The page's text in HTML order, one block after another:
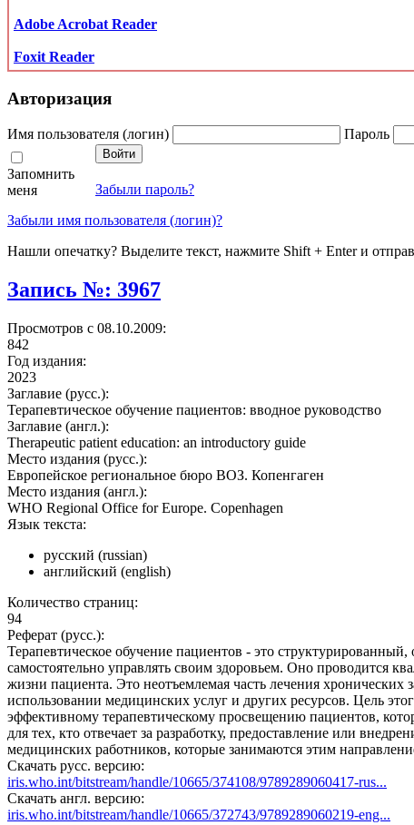
Adobe Acrobat Reader
Foxit Reader
Авторизация
Имя пользователя (логин) Пароль
Запомнить
меня
Забыли пароль?
Забыли имя пользователя (логин)?
Нашли опечатку? Выделите текст, нажмите Shift + Enter и
Запись №: 3967
Просмотров с 08.10.2009:
842
Год издания:
2023
Заглавие (русс.):
Терапевтическое обучение пациентов: вводное руководство
Заглавие (англ.):
Therapeutic patient education: an introductory guide
Место издания (русс.):
Европейское региональное бюро ВОЗ. Копенгаген
Место издания (англ.):
WHO Regional Office for Europe. Copenhagen
Язык текста:
русский (russian)
английский (english)
Количество страниц:
94
Реферат (русс.):
Терапевтическое обучение пациентов - это
самостоятельно управлять своим здоровьем. Оно проводится
жизни пациента. Это неотъемлемая часть лечения
использовании медицинских услуг и других ресурсов. Цель
эффективному терапевтическому просвещению пациентов,
для тех, кто отвечает за разработку, предоставление или
медицинских работников, которые занимаются этим
Скачать русс. версию:
iris.who.int/bitstream/handle/10665/374108/9789289060417-rus...
Скачать англ. версию:
iris.who.int/bitstream/handle/10665/372743/9789289060219-eng...